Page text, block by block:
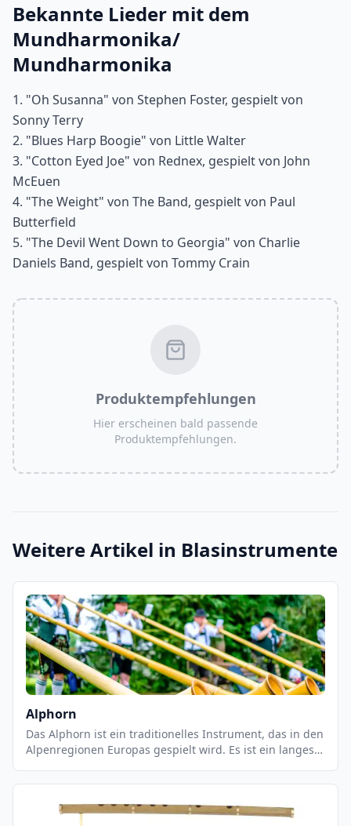
Bekannte Lieder mit dem
Mundharmonika/
Mundharmonika
1. "Oh Susanna" von Stephen Foster, gespielt von
Sonny Terry
2. "Blues Harp Boogie" von Little Walter
3. "Cotton Eyed Joe" von Rednex, gespielt von John
McEuen
4. "The Weight" von The Band, gespielt von Paul
Butterfield
5. "The Devil Went Down to Georgia" von Charlie
Daniels Band, gespielt von Tommy Crain
Produktempfehlungen
Hier erscheinen bald passende
Produktempfehlungen.
Weitere Artikel in Blasinstrumente
Alphorn
Das Alphorn ist ein traditionelles Instrument, das in den
Alpenregionen Europas gespielt wird. Es ist ein langes,
geschnitzt wird. Es hat eine Länge von bis zu 3 Metern
wird mit einem Blasebalg geblasen und erzeugt einen